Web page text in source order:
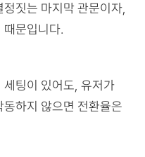
짓는 마지막 관문이자,
때문입니다.
팅이 있어도, 유저가
하지 않으면 전환율은